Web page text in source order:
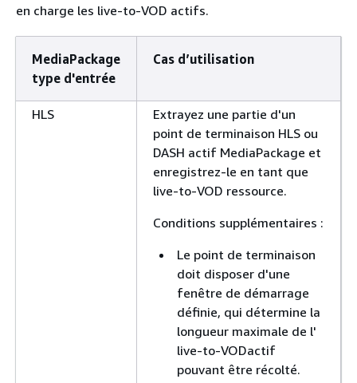
en charge les live-to-VOD actifs.
MediaPackage
type d'entrée
Cas d’utilisation
HLS
Extrayez une partie d'un
point de terminaison HLS ou
DASH actif MediaPackage et
enregistrez-le en tant que
live-to-VOD ressource.
Conditions supplémentaires :
Le point de terminaison
doit disposer d'une
fenêtre de démarrage
définie, qui détermine la
longueur maximale de l'
live-to-VODactif
pouvant être récolté.